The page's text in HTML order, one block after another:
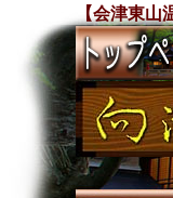
【会津東